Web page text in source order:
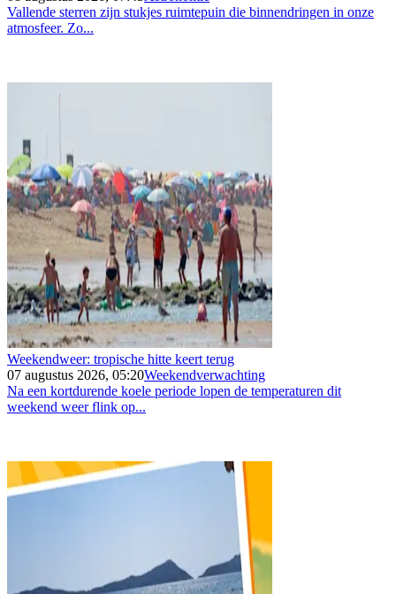
Vallende sterren zijn stukjes ruimtepuin die binnendringen in onze
atmosfeer. Zo...
Weekendweer: tropische hitte keert terug
07 augustus 2026, 05:20Weekendverwachting
Na een kortdurende koele periode lopen de temperaturen dit
weekend weer flink op...